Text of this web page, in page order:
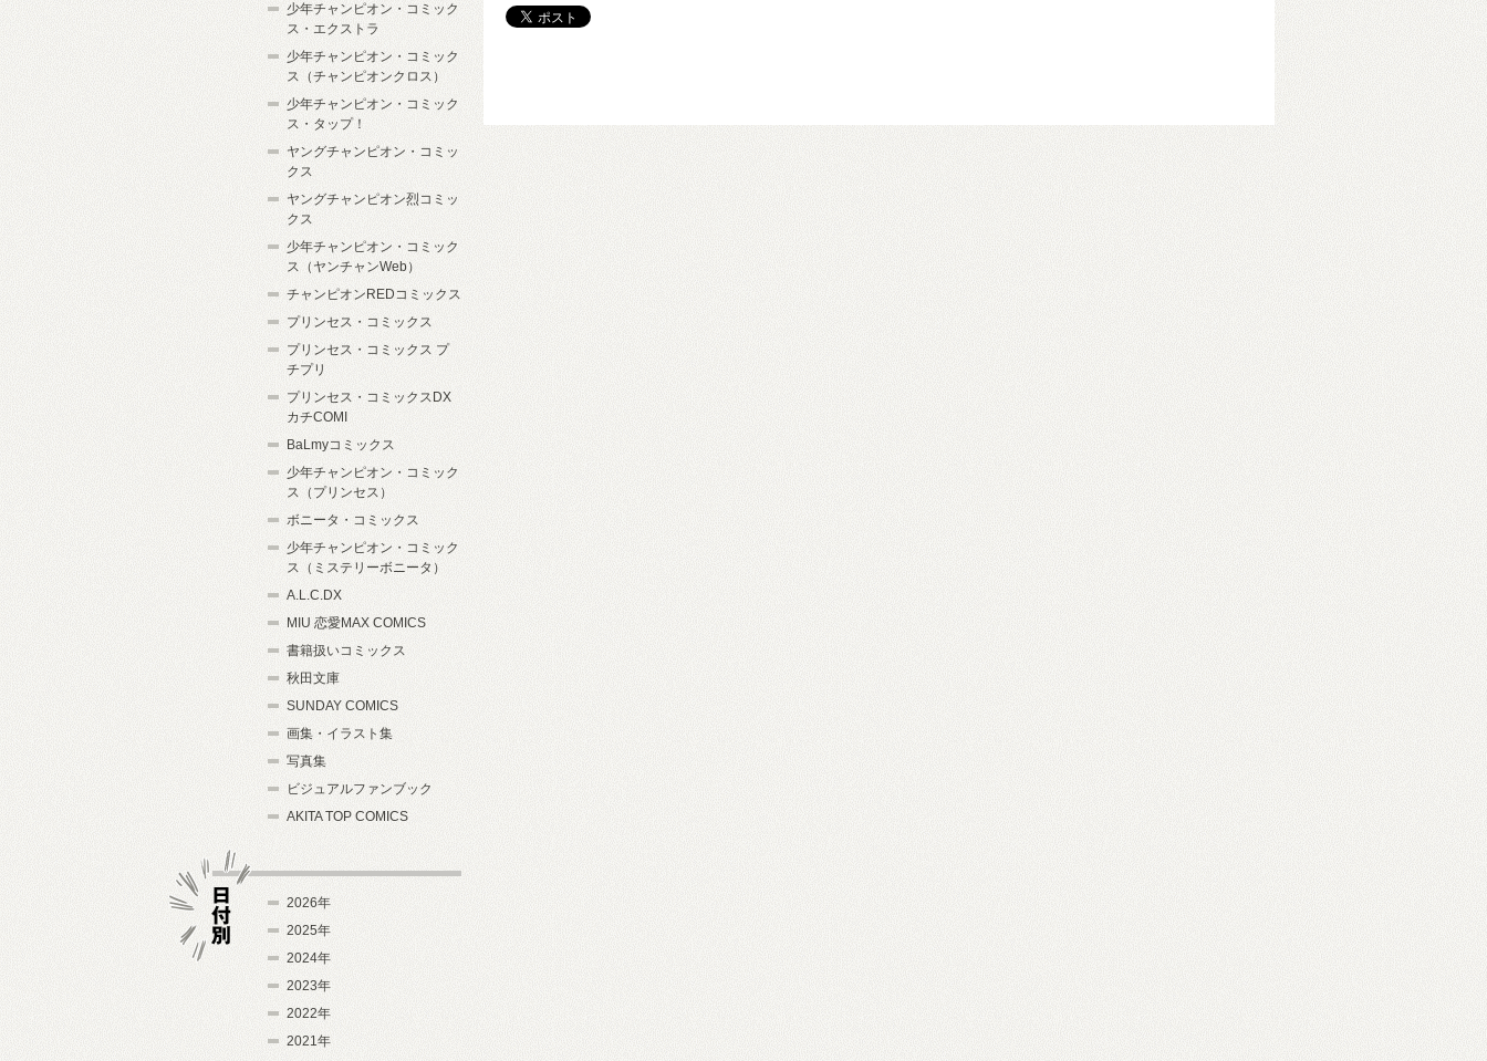
少年チャンピオン・コミック
ス・エクストラ
少年チャンピオン・コミック
ス（チャンピオンクロス）
少年チャンピオン・コミック
ス・タップ！
ヤングチャンピオン・コミッ
クス
ヤングチャンピオン烈コミッ
クス
少年チャンピオン・コミック
ス（ヤンチャンWeb）
チャンピオンREDコミックス
プリンセス・コミックス
プリンセス・コミックス プ
チプリ
プリンセス・コミックスDX
カチCOMI
BaLmyコミックス
少年チャンピオン・コミック
ス（プリンセス）
ボニータ・コミックス
少年チャンピオン・コミック
ス（ミステリーボニータ）
A.L.C.DX
MIU 恋愛MAX COMICS
書籍扱いコミックス
秋田文庫
SUNDAY COMICS
画集・イラスト集
写真集
ビジュアルファンブック
AKITA TOP COMICS
2026年
2025年
2024年
2023年
2022年
2021年